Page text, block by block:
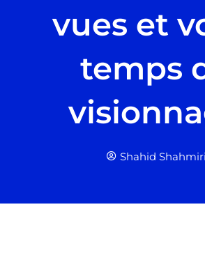
vues et
temps
Shahid Shahmiri